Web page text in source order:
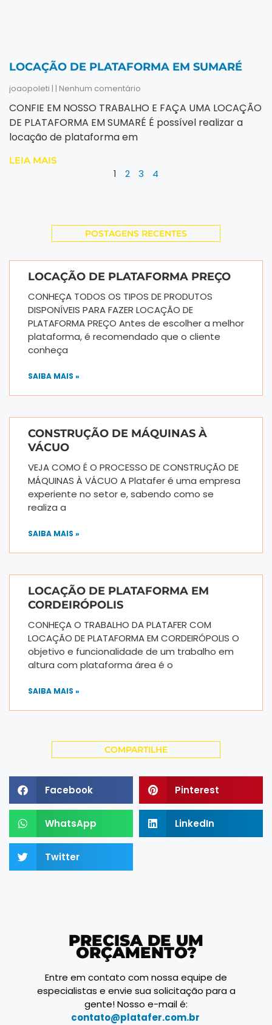
LOCAÇÃO DE PLATAFORMA EM SUMARÉ
joaopoleti Nenhum comentário
CONFIE EM NOSSO TRABALHO E FAÇA UMA LOCAÇÃO
DE PLATAFORMA EM SUMARÉ É possível realizar a
locação de plataforma em
LEIA MAIS
1 2 3 4
POSTAGENS RECENTES
LOCAÇÃO DE PLATAFORMA PREÇO
CONHEÇA TODOS OS TIPOS DE PRODUTOS
DISPONÍVEIS PARA FAZER LOCAÇÃO DE
PLATAFORMA PREÇO Antes de escolher a melhor
plataforma, é recomendado que o cliente
conheça
SAIBA MAIS »
CONSTRUÇÃO DE MÁQUINAS À
VÁCUO
VEJA COMO É O PROCESSO DE CONSTRUÇÃO DE
MÁQUINAS À VÁCUO A Platafer é uma empresa
experiente no setor e, sabendo como se
realiza a
SAIBA MAIS »
LOCAÇÃO DE PLATAFORMA EM
CORDEIRÓPOLIS
CONHEÇA O TRABALHO DA PLATAFER COM
LOCAÇÃO DE PLATAFORMA EM CORDEIRÓPOLIS O
objetivo e funcionalidade de um trabalho em
altura com plataforma área é o
SAIBA MAIS »
COMPARTILHE
Facebook Pinterest
WhatsApp LinkedIn
Twitter
PRECISA DE UM
ORÇAMENTO?
Entre em contato com nossa equipe de
especialistas e envie sua solicitação para a
gente! Nosso e-mail é:
contato@platafer.com.br